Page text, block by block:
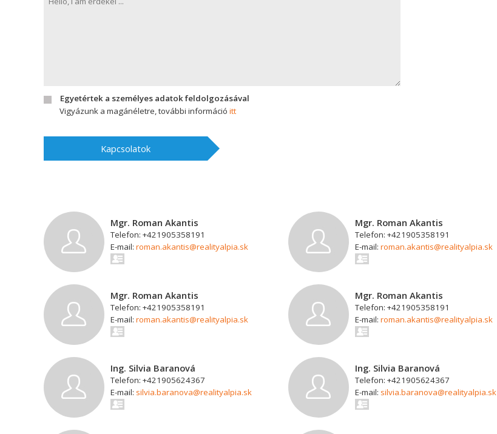
Egyetértek a személyes adatok feldolgozásával
Vigyázunk a magánéletre, további információ itt
Kapcsolatok
Mgr. Roman Akantis
Telefon: +421905358191
E-mail: roman.akantis@realityalpia.sk
Mgr. Roman Akantis
Telefon: +421905358191
E-mail:roman.akantis@realityalpia.sk
Mgr. Roman Akantis
Telefon: +421905358191
E-mail: roman.akantis@realityalpia.sk
Mgr. Roman Akantis
Telefon: +421905358191
E-mail:roman.akantis@realityalpia.sk
Ing. Silvia Baranová
Telefon: +421905624367
E-mail: silvia.baranova@realityalpia.sk
Ing. Silvia Baranová
Telefon: +421905624367
E-mail: silvia.baranova@realityalpia.sk